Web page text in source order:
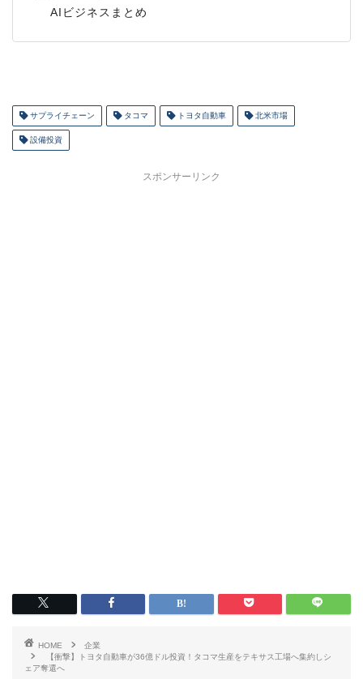
AIビジネスまとめ
サプライチェーン タコマ トヨタ自動車 北米市場
設備投資
スポンサーリンク
HOME
企業
【衝撃】トヨタ自動車が36億ドル投資！タコマ生産をテキサス工場へ集約しシ
ェア奪還へ